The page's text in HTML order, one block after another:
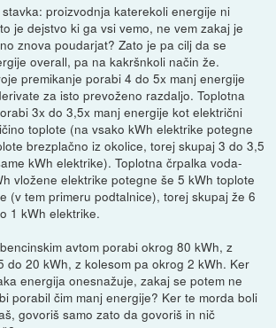
proizvodnja katerekoli energije ni
je dejstvo ki ga vsi vemo, ne vem zakaj je
znova poudarjat? Zato je pa cilj da se
overall, pa na kakršnkoli način že.
premikanje porabi 4 do 5x manj energije
za isto prevoženo razdaljo. Toplotna
3x do 3,5x manj energije kot električni
toplote (na vsako kWh elektrike potegne
brezplačno iz okolice, torej skupaj 3 do 3,5
kWh elektrike). Toplotna črpalka voda-
vložene elektrike potegne še 5 kWh toplote
(v tem primeru podtalnice), torej skupaj že 6
1 kWh elektrike.
avtom porabi okrog 80 kWh, z
do 20 kWh, z kolesom pa okrog 2 kWh. Ker
energija onesnažuje, zakaj se potem ne
porabil čim manj energije? Ker te morda boli
govoriš samo zato da govoriš in nič